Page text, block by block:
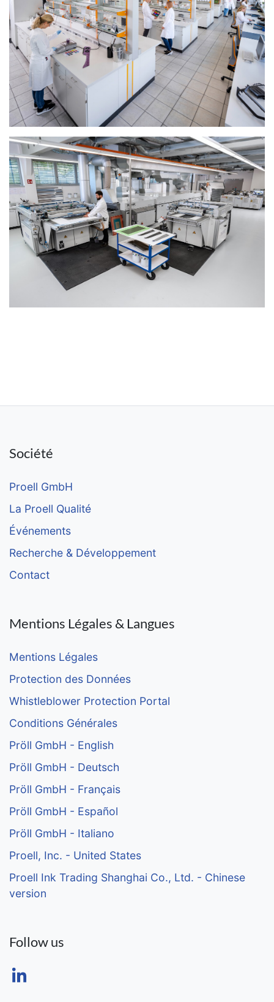
Société
Proell GmbH
La Proell Qualité
Événements
Recherche & Développement
Contact
Mentions Légales & Langues
Mentions Légales
Protection des Données
Whistleblower Protection Portal
Conditions Générales
Pröll GmbH - English
Pröll GmbH - Deutsch
Pröll GmbH - Français
Pröll GmbH - Español
Pröll GmbH - Italiano
Proell, Inc. - United States
Proell Ink Trading Shanghai Co., Ltd. - Chinese
version
Follow us